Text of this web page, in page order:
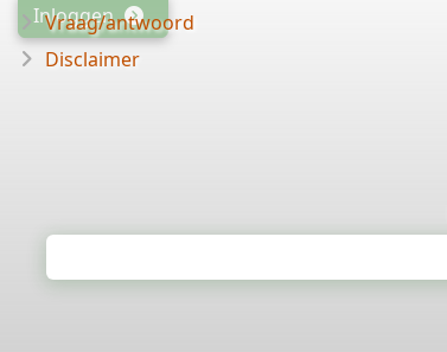
Inloggen
Vraag/antwoord
Disclaimer